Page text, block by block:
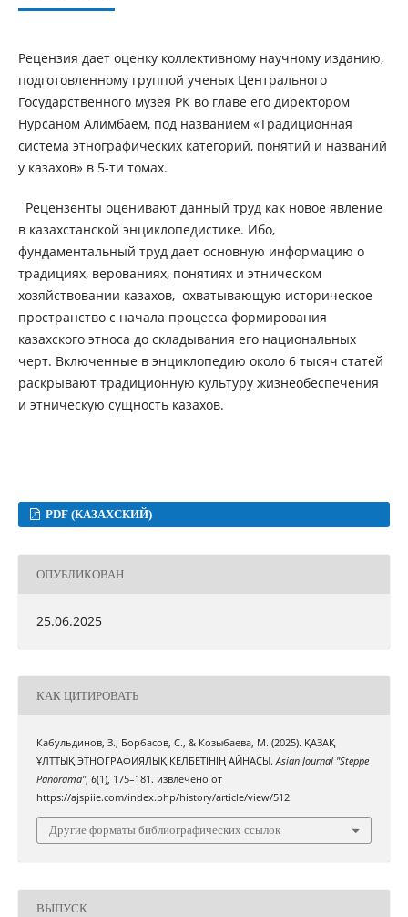
Рецензия дает оценку коллективному научному изданию,
подготовленному группой ученых Центрального
Государственного музея РК во главе его директором
Нурсаном Алимбаем, под названием «Традиционная
система этнографических категорий, понятий и названий
у казахов» в 5-ти томах.
Рецензенты оценивают данный труд как новое явление
в казахстанской энциклопедистике. Ибо,
фундаментальный труд дает основную информацию о
традициях, верованиях, понятиях и этническом
хозяйствовании казахов, охватывающую историческое
пространство с начала процесса формирования
казахского этноса до складывания его национальных
черт. Включенные в энциклопедию около 6 тысяч статей
раскрывают традиционную культуру жизнеобеспечения
и этническую сущность казахов.
PDF (КАЗАХСКИЙ)
ОПУБЛИКОВАН
25.06.2025
КАК ЦИТИРОВАТЬ
Кабульдинов, З., Борбасов, С., & Козыбаева, М. (2025). ҚАЗАҚ
ҰЛТТЫҚ ЭТНОГРАФИЯЛЫҚ КЕЛБЕТІНІҢ АЙНАСЫ.Asian Journal "Steppe
Panorama", 6(1), 175–181. извлечено от
https://ajspiie.com/index.php/history/article/view/512
Другие форматы библиографических ссылок
ВЫПУСК